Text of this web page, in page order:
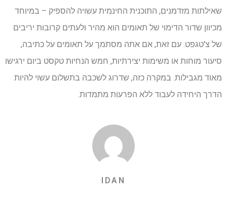
שאילתות מזדמנים, התוכנית החינמית עשויה להספיק – במיוחד
מכיוון שדור הדימוי של תאומים הוא מהיר ולעתים קרובות יריבים
של צ'טגפט. עם זאת, אם אתה מסתמך על תאומים על כתיבה,
סיעור מוחות או משימות יצירתיות, חמש הנחיות טקסט ביום ירגישו
מאוד מגבילות. במקרה כזה, שדרוג לשכבה בתשלום עשוי להיות
הדרך היחידה לעבוד ללא הפרעות מתמדות.
IDAN